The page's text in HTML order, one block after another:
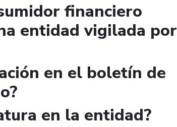
financiero
entidad vigilada por
en el boletín de
en la entidad?